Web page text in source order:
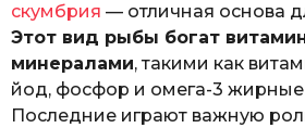
скумбрия — отличная основа
Этот вид рыбы богат
минералами, такими как
йод, фосфор и омега-3 жирные
Последние играют важную